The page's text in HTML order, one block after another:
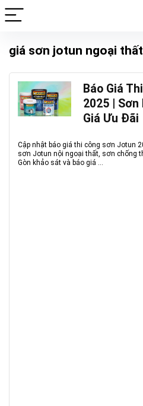
giá sơn jotun ngoại thất
Báo Giá
2025 | Sơn
Giá Ưu Đãi
Cập nhật báo giá thi công sơn Jotun
sơn Jotun nội ngoại thất, sơn chống
Gòn khảo sát và báo giá ...